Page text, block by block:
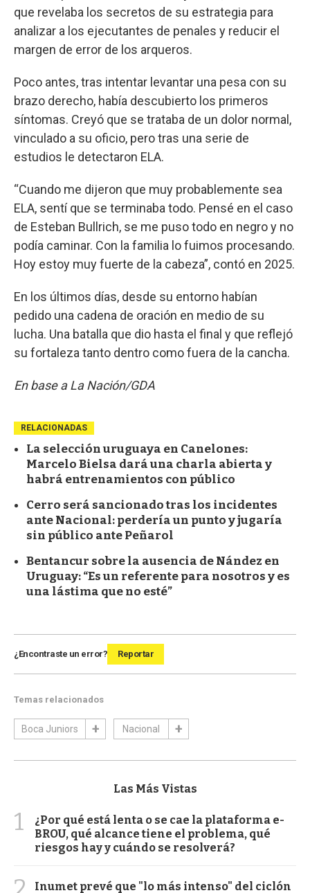
que revelaba los secretos de su estrategia para
analizar a los ejecutantes de penales y reducir el
margen de error de los arqueros.
Poco antes, tras intentar levantar una pesa con su
brazo derecho, había descubierto los primeros
síntomas. Creyó que se trataba de un dolor normal,
vinculado a su oficio, pero tras una serie de
estudios le detectaron ELA.
“Cuando me dijeron que muy probablemente sea
ELA, sentí que se terminaba todo. Pensé en el caso
de Esteban Bullrich, se me puso todo en negro y no
podía caminar. Con la familia lo fuimos procesando.
Hoy estoy muy fuerte de la cabeza”, contó en 2025.
En los últimos días, desde su entorno habían
pedido una cadena de oración en medio de su
lucha. Una batalla que dio hasta el final y que reflejó
su fortaleza tanto dentro como fuera de la cancha.
En base a La Nación/GDA
RELACIONADAS
La selección uruguaya en Canelones:
Marcelo Bielsa dará una charla abierta y
habrá entrenamientos con público
Cerro será sancionado tras los incidentes
ante Nacional: perdería un punto y jugaría
sin público ante Peñarol
Bentancur sobre la ausencia de Nández en
Uruguay: “Es un referente para nosotros y es
una lástima que no esté”
¿Encontraste un error? Reportar
Temas relacionados
Boca Juniors Nacional
Las Más Vistas
1
¿Por qué está lenta o se cae la plataforma e-
BROU, qué alcance tiene el problema, qué
riesgos hay y cuándo se resolverá?
Inumet prevé que "lo más intenso" del ciclón